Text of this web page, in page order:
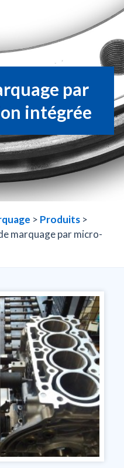
par
intégrée
> Produits >
marquage par micro-